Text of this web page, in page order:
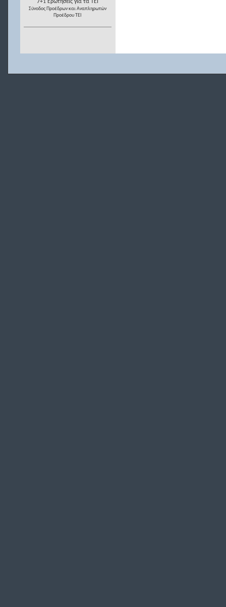
7+1 Ερωτήσεις για τα ΤΕΙ
Σύνοδος Προέδρων και Αναπληρωτών
Προέδρου ΤΕΙ